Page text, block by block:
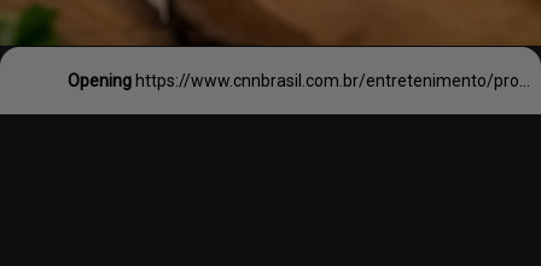
Opening